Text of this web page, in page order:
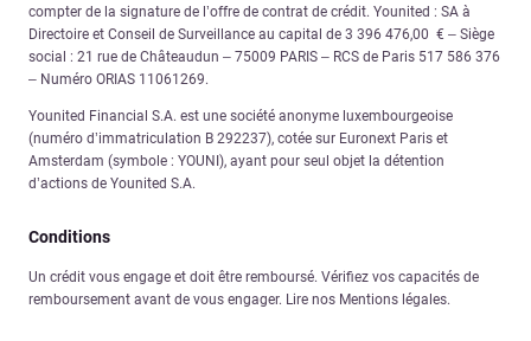
compter de la signature de l’offre de contrat de crédit. Younited : SA à
Directoire et Conseil de Surveillance au capital de 3 396 476,00 € – Siège
social : 21 rue de Châteaudun – 75009 PARIS – RCS de Paris 517 586 376
– Numéro ORIAS 11061269.
Younited Financial S.A. est une société anonyme luxembourgeoise
(numéro d’immatriculation B 292237), cotée sur Euronext Paris et
Amsterdam (symbole : YOUNI), ayant pour seul objet la détention
d’actions de Younited S.A.
Conditions
Un crédit vous engage et doit être remboursé. Vérifiez vos capacités de
remboursement avant de vous engager. Lire nos Mentions légales.